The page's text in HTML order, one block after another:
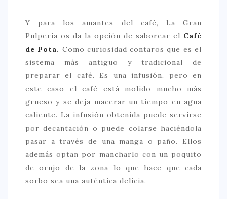
Y para los amantes del café, La Gran
Pulpería os da la opción de saborear el Café
de Pota. Como curiosidad contaros que es el
sistema más antiguo y tradicional de
preparar el café. Es una infusión, pero en
este caso el café está molido mucho más
grueso y se deja macerar un tiempo en agua
caliente. La infusión obtenida puede servirse
por decantación o puede colarse haciéndola
pasar a través de una manga o paño. Ellos
además optan por mancharlo con un poquito
de orujo de la zona lo que hace que cada
sorbo sea una auténtica delicia.